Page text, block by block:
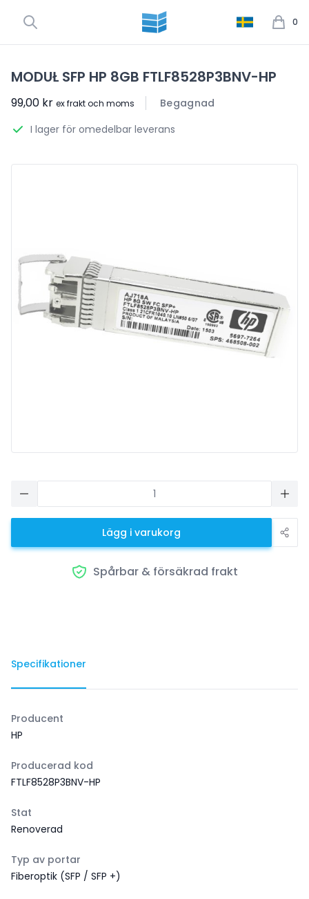
0
MODUŁ SFP HP 8GB FTLF8528P3BNV-HP
99,00 kr ex frakt och moms
Begagnad
I lager för omedelbar leverans
Lägg i varukorg
Spårbar & försäkrad frakt
Specifikationer
Producent
HP
Producerad kod
FTLF8528P3BNV-HP
Stat
Renoverad
Typ av portar
Fiberoptik (SFP / SFP +)